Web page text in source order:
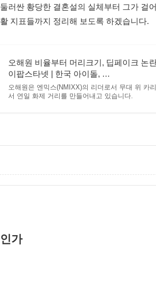
러싼 황당한 결혼설의 실체부터 그가 걸
지표들까지 정리해 보도록 하겠습니다.
오해원 비율부터 머리크기, 딥페이크 논
이팝스타넷 | 한국 아이돌, …
오해원은 엔믹스(NMIXX)의 리더로서 무대 위 카
서 연일 화제 거리를 만들어내고 있습니다.
가